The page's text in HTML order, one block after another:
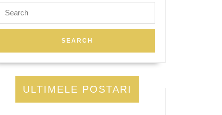
ULTIMELE POSTARI